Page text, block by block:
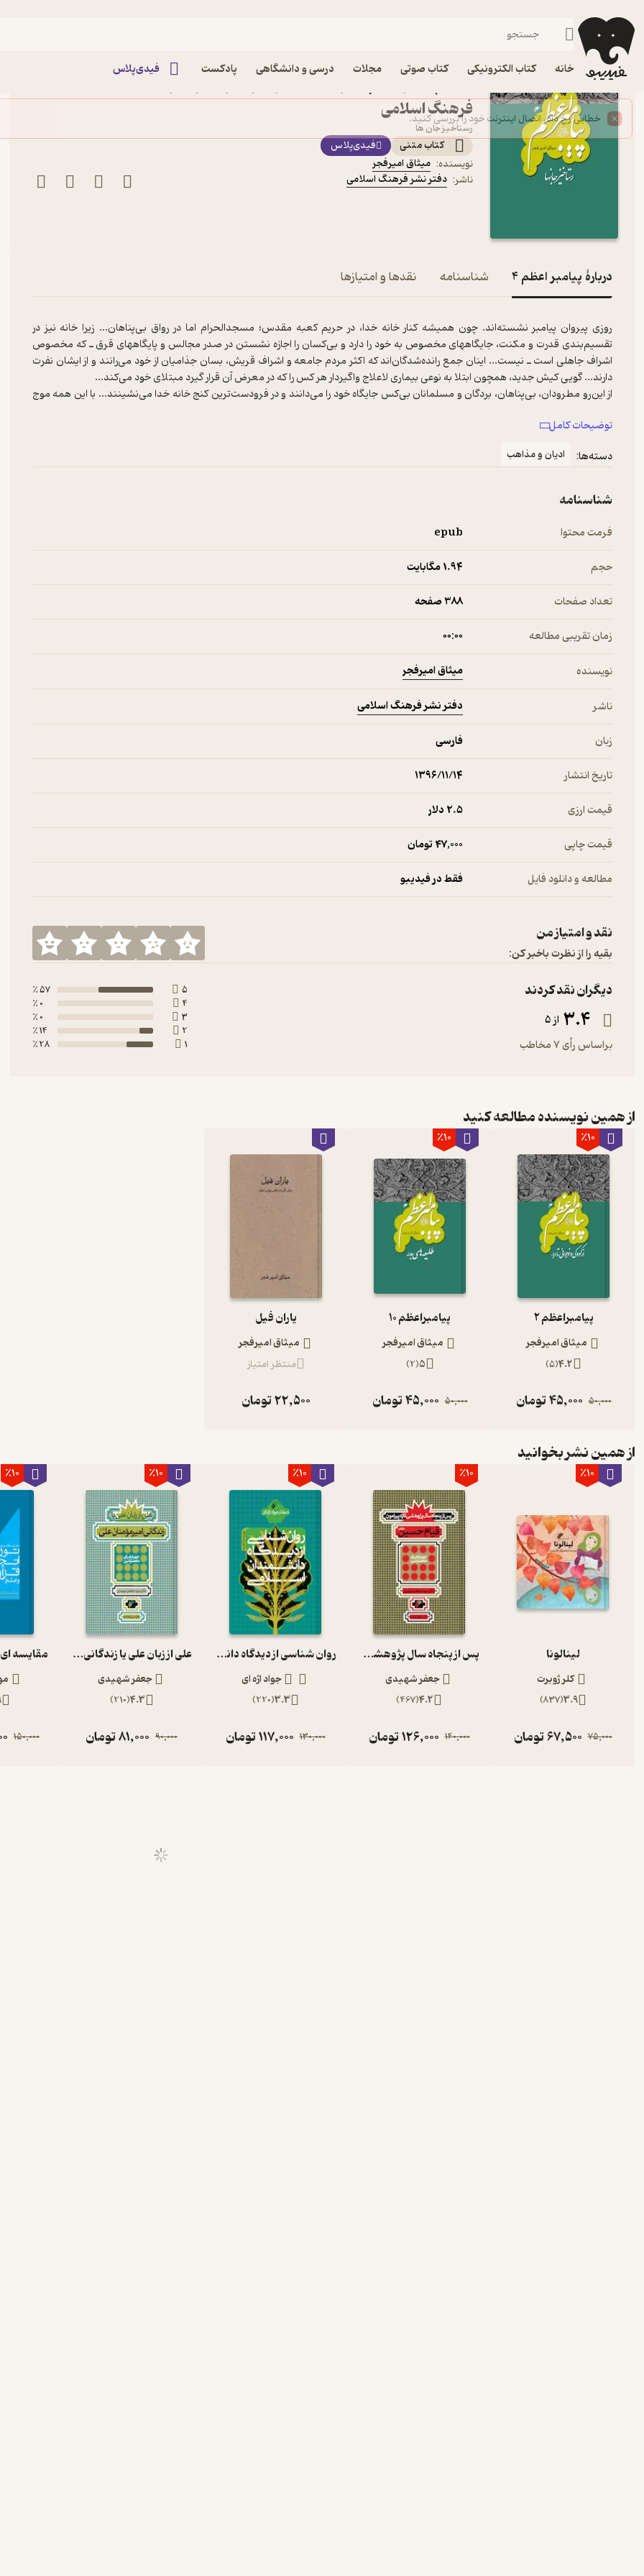
خانه کتاب الکترونیکی کتاب صوتی مجلات درسی و دانشگاهی پادکست فیدی‌پلاس
فیدیبو کتاب الکترونیکی
فرهنگ اسلامی
رستاخیز جان ها
کتاب متنی
فیدی‌پلاس
نویسنده: میثاق امیرفجر
ناشر: دفتر نشر فرهنگ اسلامی
دربارۀ پیامبر اعظم 4 شناسنامه نقدها و امتیازها
روزی پیروان پیامبر نشسته‌اند. چون همیشه کنار خانه خدا، در حریم کعبه مقدس؛ مسجدالحرام اما در رواق بی‌پناهان... زیرا خانه نیز در
تقسیم‌بندی قدرت و مکنت، جایگاههای مخصوص به خود را دارد و بی‌کسان را اجازه نشستن در صدر مجالس و پایگاههای قرق ـ که مخصوص
اشراف جاهلی است ـ نیست... اینان جمع رانده‌شدگان‌اند که اکثر مردم جامعه و اشراف قریش، بسان جذامیان از خود می‌رانند و از ایشان نفرت
از این‌رو مطرودان، بی‌پناهان، بردگان و مسلمانان بی‌کس جایگاه خود را می‌دانند و در فرودست‌ترین کنج خانه خدا می‌نشینند... با این همه موج
اگر قریش در حال حاضر نسبت به محمد و انجام کار او با خونسردی نظاره می‌کند و خاموشانه در تمهید توطئه‌ای کارساز علیه او است، اما این
موقع خود مطابق با شئون و حسب و مال و منالشان خوب می‌مالند و دک و دنده‌شان را خورد و خمیر می‌کنند و توده‌ای خونین و مالین از آنان به
می‌دهند و به قصد کشت می‌زنند...
توضیحات کامل
دسته‌ها:
ادیان و مذاهب
شناسنامه
فرمت محتوا epub
حجم 1.۹۴ مگابایت
تعداد صفحات 388 صفحه
زمان تقریبی مطالعه ۰۰:۰۰
نویسنده میثاق امیرفجر
ناشر دفتر نشر فرهنگ اسلامی
زبان فارسی
تاریخ انتشار ۱۳۹۶/۱۱/۱۴
قیمت ارزی 2.۵ دلار
قیمت چاپی 47,000 تومان
مطالعه و دانلود فایل فقط در فیدیبو
نقد و امتیاز من
بقیه را از نظرت باخبر کن:
دیگران نقد کردند
3.4 از 5
براساس رأی 7 مخاطب
5
57 ٪
4
0 ٪
3
0 ٪
2
14 ٪
1
28 ٪
از همین نویسنده مطالعه کنید
٪10
پیامبراعظم 2
میثاق امیرفجر
4.2
(
5
)
50,000
45,000تومان
٪10
پیامبراعظم 10
میثاق امیرفجر
5
(
2
)
50,000
45,000تومان
یاران فیل
میثاق امیرفجر
منتظر امتیاز
22,500تومان
از همین نشر بخوانید
٪10
لینالونا
کلر ژوبرت
3.9
(
837
)
75,000
67,500تومان
٪10
پس از پنجاه سال پژوهشی تازه پیرامون قیام حسین(ع)
جعفر شهیدی
4.2
(
467
)
140,000
126,000تومان
٪10
روان شناسی از دیدگاه دانشمندان اسلامی
جواد اژه ای
3.3
(
220
)
130,000
117,000تومان
٪10
علی از زبان علی یا زندگانی امیر مومنان علی (ع)
جعفر شهیدی
4.3
(
210
)
90,000
81,000تومان
٪10
150,000